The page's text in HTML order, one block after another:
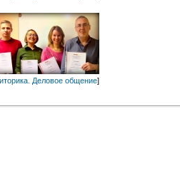
Деловое общение]